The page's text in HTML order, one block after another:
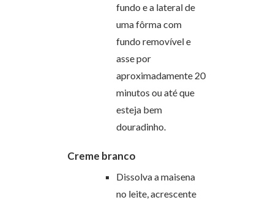
fundo e a lateral de
uma fôrma com
fundo removível e
asse por
aproximadamente 20
minutos ou até que
esteja bem
douradinho.
Creme branco
Dissolva a maisena
no leite, acrescente